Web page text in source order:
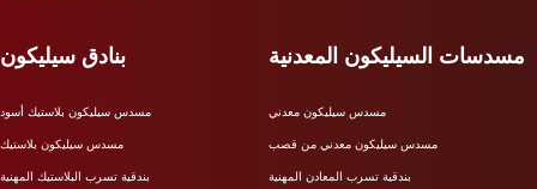
بنادق سيليكون
مسدس سيليكون بلاستيك أسود
مسدس سيليكون بلاستيك
بندقية تسرب البلاستيك المهنية
مسدسات السيليكون المعدنية
مسدس سيليكون معدني
مسدس سيليكون معدني من قصب
بندقية تسرب المعادن المهنية